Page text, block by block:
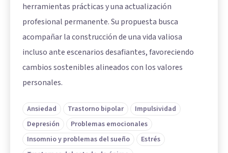
herramientas prácticas y una actualización
profesional permanente. Su propuesta busca
acompañar la construcción de una vida valiosa
incluso ante escenarios desafiantes, favoreciendo
cambios sostenibles alineados con los valores
personales.
Ansiedad Trastorno bipolar
Impulsividad
Depresión
Problemas emocionales
Insomnio y problemas del sueño
Estrés